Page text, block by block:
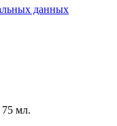
данных
мл.